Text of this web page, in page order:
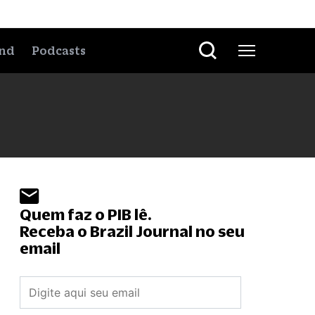
Podcasts
Quem faz o PIB lê.
Receba o Brazil Journal no seu
email